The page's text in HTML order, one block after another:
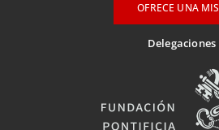
OFRECE UNA
Delegaciones